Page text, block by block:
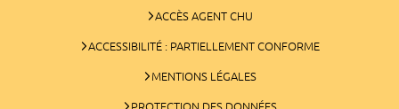
ACCÈS AGENT CHU
ACCESSIBILITÉ : PARTIELLEMENT CONFORME
MENTIONS LÉGALES
PROTECTION DES DONNÉES